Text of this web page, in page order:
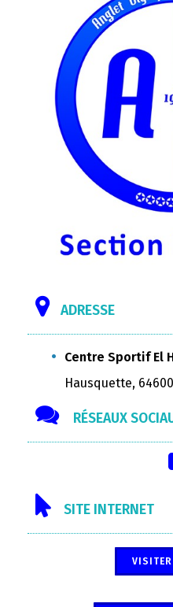
ADRESSE
Centre Sportif El
Hausquette,
RÉSEAUX
SITE INTERNET